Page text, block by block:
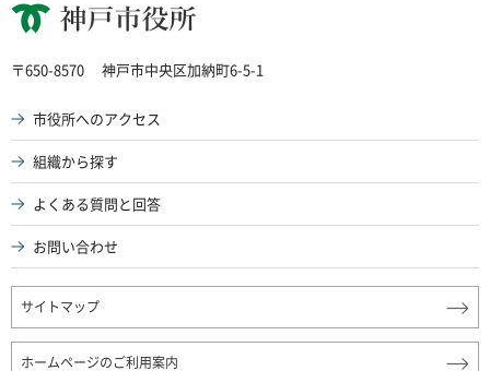
神戸市役所
〒650-8570 神戸市中央区加納町6-5-1
市役所へのアクセス
組織から探す
よくある質問と回答
お問い合わせ
サイトマップ
ホームページのご利用案内